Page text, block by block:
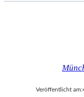
Veröffentlicht am: